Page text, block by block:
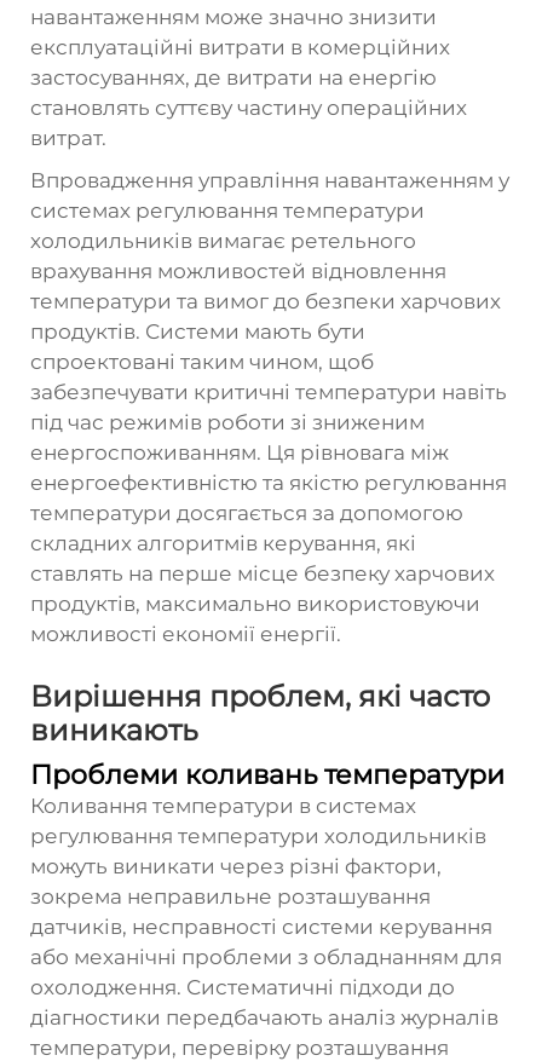
навантаженням може значно знизити
експлуатаційні витрати в комерційних
застосуваннях, де витрати на енергію
становлять суттєву частину операційних
витрат.
Впровадження управління навантаженням у
системах регулювання температури
холодильників вимагає ретельного
врахування можливостей відновлення
температури та вимог до безпеки харчових
продуктів. Системи мають бути
спроектовані таким чином, щоб
забезпечувати критичні температури навіть
під час режимів роботи зі зниженим
енергоспоживанням. Ця рівновага між
енергоефективністю та якістю регулювання
температури досягається за допомогою
складних алгоритмів керування, які
ставлять на перше місце безпеку харчових
продуктів, максимально використовуючи
можливості економії енергії.
Вирішення проблем, які часто
виникають
Проблеми коливань температури
Коливання температури в системах
регулювання температури холодильників
можуть виникати через різні фактори,
зокрема неправильне розташування
датчиків, несправності системи керування
або механічні проблеми з обладнанням для
охолодження. Систематичні підходи до
діагностики передбачають аналіз журналів
температури, перевірку розташування